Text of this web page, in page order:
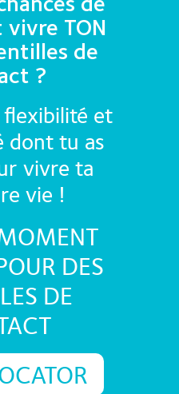
TON
de
?
et
dont tu as
vivre ta
vie !
DES
DE